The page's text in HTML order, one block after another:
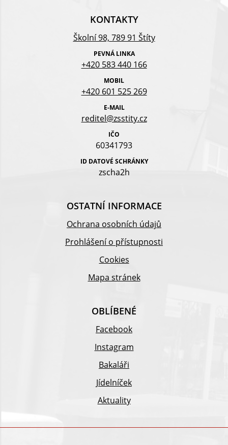
KONTAKTY
Školní 98, 789 91 Štíty
PEVNÁ LINKA
+420 583 440 166
MOBIL
+420 601 525 269
E-MAIL
reditel@zsstity.cz
IČO
60341793
ID DATOVÉ SCHRÁNKY
zscha2h
OSTATNÍ INFORMACE
Ochrana osobních údajů
Prohlášení o přístupnosti
Cookies
Mapa stránek
OBLÍBENÉ
Facebook
Instagram
Bakaláři
Jídelníček
Aktuality